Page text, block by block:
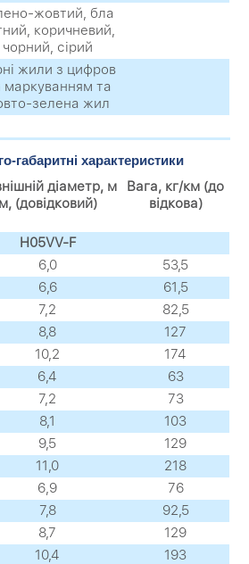
жовтий, бла
коричневий,
чорний, сірий
жили з цифров
маркуванням та
зелена жил
габаритні характеристики
діаметр, м
м, (довідковий)
Вага, кг/км (до
відкова)
H05VV-F
6,0
53,5
6,6
61,5
7,2
82,5
8,8
127
10,2
174
6,4
63
7,2
73
8,1
103
9,5
129
11,0
218
6,9
76
7,8
92,5
8,7
129
10,4
193